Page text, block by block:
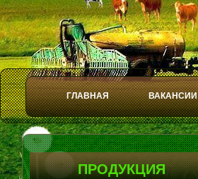
ГЛАВНАЯ ВАКАНСИИ
Play
Stop
ПРОДУКЦИЯ